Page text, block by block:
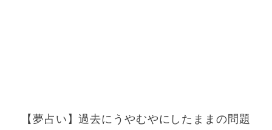
【夢占い】過去にうやむやにしたままの問題